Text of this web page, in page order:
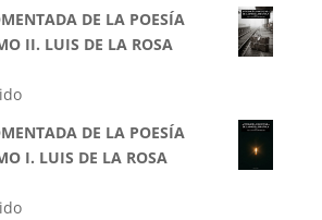
DE LA POESÍA
II. LUIS DE LA ROSA
DE LA POESÍA
I. LUIS DE LA ROSA